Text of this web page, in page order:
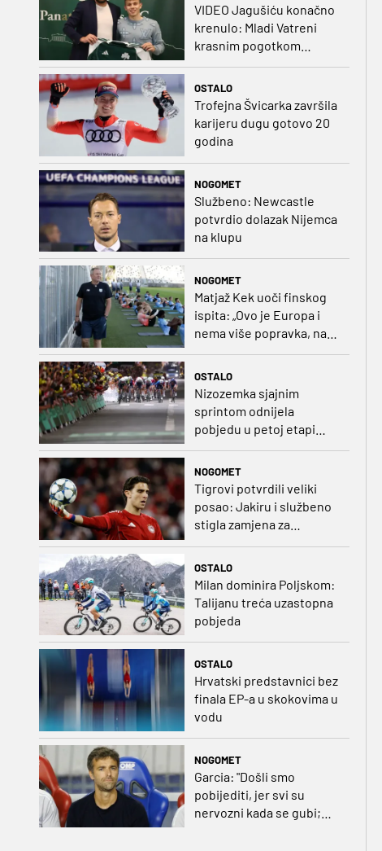
VIDEO Jagušiću konačno
krenulo: Mladi Vatreni
krasnim pogotkom
OSTALO
Trofejna Švicarka završila
karijeru dugu gotovo 20
godina
NOGOMET
Službeno: Newcastle
potvrdio dolazak Nijemca
na klupu
NOGOMET
Matjaž Kek uoči finskog
ispita: „Ovo je Europa i
nema više popravka, na
Rujevici se nešto pita i
OSTALO
Nizozemka sjajnim
sprintom odnijela
pobjedu u petoj etapi
NOGOMET
Tigrovi potvrdili veliki
posao: Jakiru i službeno
stigla zamjena za
OSTALO
Milan dominira Poljskom:
Talijanu treća uzastopna
pobjeda
OSTALO
Hrvatski predstavnici bez
finala EP-a u skokovima u
vodu
NOGOMET
Garcia: "Došli smo
pobijediti, jer svi su
nervozni kada se gubi;